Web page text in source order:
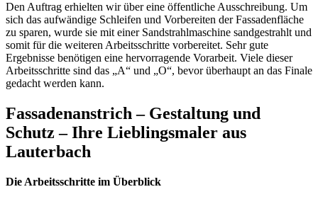
Den Auftrag erhielten wir über eine öffentliche Ausschreibung. Um
sich das aufwändige Schleifen und Vorbereiten der Fassadenfläche
zu sparen, wurde sie mit einer Sandstrahlmaschine sandgestrahlt und
somit für die weiteren Arbeitsschritte vorbereitet. Sehr gute
Ergebnisse benötigen eine hervorragende Vorarbeit. Viele dieser
Arbeitsschritte sind das „A“ und „O“, bevor überhaupt an das Finale
gedacht werden kann.
Fassadenanstrich – Gestaltung und
Schutz – Ihre Lieblingsmaler aus
Lauterbach
Die Arbeitsschritte im Überblick